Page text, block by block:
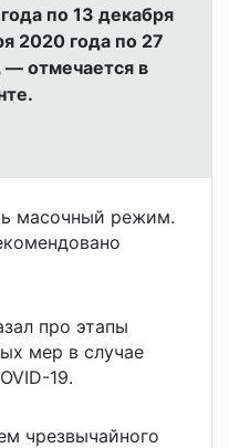
по 13 декабря
2020 года по 27
— отмечается в
масочный режим.
про этапы
мер в случае
19.
чрезвычайного